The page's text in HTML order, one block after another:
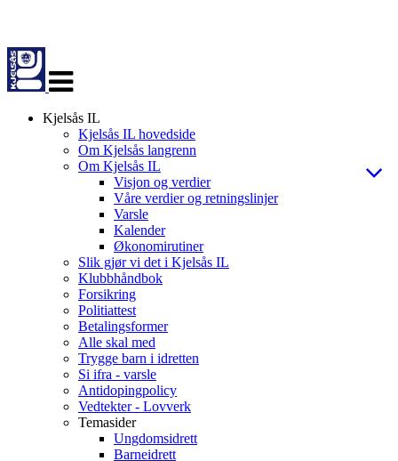
navigasjon
Kjelsås IL
Kjelsås IL hovedside
Om Kjelsås langrenn
Om Kjelsås IL
Visjon og verdier
Våre verdier og retningslinjer
Varsle
Kalender
Økonomirutiner
Slik gjør vi det i Kjelsås IL
Klubbhåndbok
Forsikring
Politiattest
Betalingsformer
Alle skal med
Trygge barn i idretten
Si ifra - varsle
Antidopingpolicy
Vedtekter - Lovverk
Temasider
Ungdomsidrett
Barneidrett